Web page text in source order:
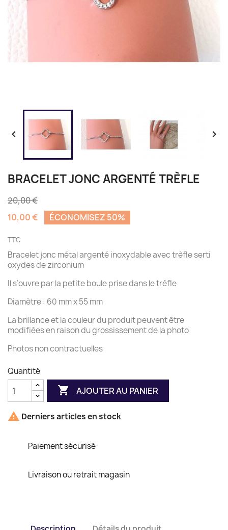
 
BRACELET JONC ARGENTÉ TRÈFLE
20,00 €
10,00 €
ÉCONOMISEZ 50%
TTC
Bracelet jonc métal argenté inoxydable avec trèfle serti
oxydes de zirconium
Il s’ouvre par la petite boule prise dans le trèfle
Diamètre : 60 mm x 55 mm
La brillance et la couleur du produit peuvent être
modifiées en raison du grossissement de la photo
Photos non contractuelles
Quantité
 AJOUTER AU PANIER
 Derniers articles en stock
Paiement sécurisé
Livraison ou retrait magasin